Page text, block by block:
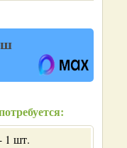
1 шт.